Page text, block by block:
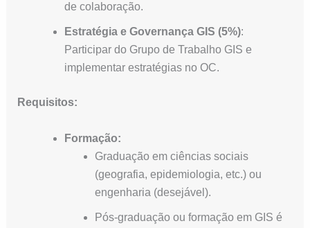
de colaboração.
Estratégia e Governança GIS (5%):
Participar do Grupo de Trabalho GIS e
implementar estratégias no OC.
Requisitos:
Formação:
Graduação em ciências sociais
(geografia, epidemiologia, etc.) ou
engenharia (desejável).
Pós-graduação ou formação em GIS é